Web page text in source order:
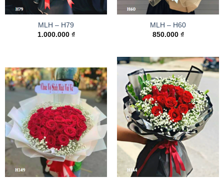
MLH – H79
1.000.000 ₫
MLH – H60
850.000 ₫